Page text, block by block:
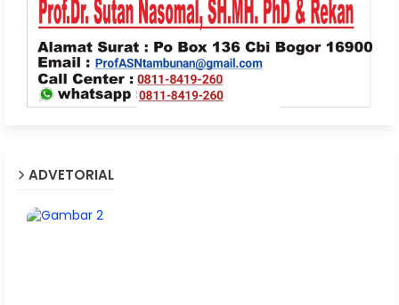
ADVETORIAL